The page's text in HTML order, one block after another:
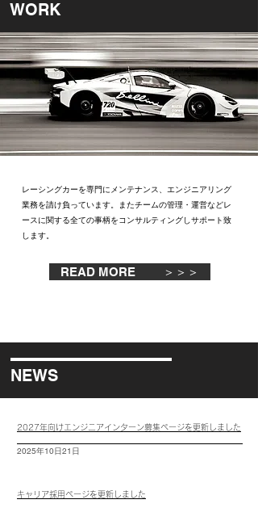
WORK
レーシングカーを専門にメンテナンス、エンジニアリング
業務を請け負っています。またチームの管理・運営などレ
ースに関する全ての事柄をコンサルティングしサポート致
します。
READ MORE ＞＞＞
NEWS
2027年向けエンジニアインターン募集ページを更新しました
2025年10日21日
​キャリア採用ページを更新しました